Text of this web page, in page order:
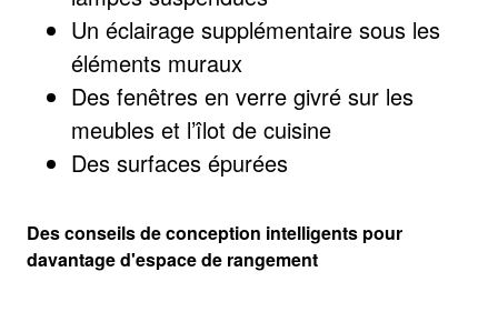
Un éclairage supplémentaire sous les
éléments muraux
Des fenêtres en verre givré sur les
meubles et l’îlot de cuisine
Des surfaces épurées
Des conseils de conception intelligents pour
davantage d'espace de rangement